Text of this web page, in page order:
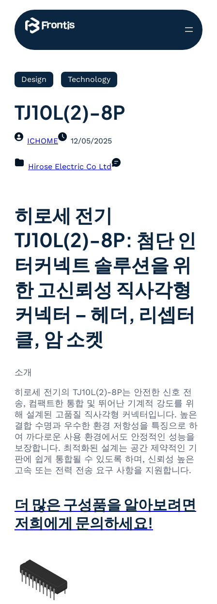
Design Technology
TJ10L(2)-8P
ICHOME 12/05/2025
Hirose Electric Co Ltd
히로세 전기
TJ10L(2)-8P: 첨단 인
터커넥트 솔루션을 위
한 고신뢰성 직사각형
커넥터 – 헤더, 리셉터
클, 암 소켓
소개
히로세 전기의 TJ10L(2)-8P는 안전한 신호 전
송, 컴팩트한 통합 및 뛰어난 기계적 강도를 위
해 설계된 고품질 직사각형 커넥터입니다. 높은
결합 수명과 우수한 환경 저항성을 특징으로 하
여 까다로운 사용 환경에서도 안정적인 성능을
보장합니다. 최적화된 설계는 공간 제약적인 기
판에 쉽게 통합될 수 있도록 하며, 신뢰성 높은
고속 또는 전력 전송 요구 사항을 지원합니다.
더 많은 구성품을 알아보려면
저희에게 문의하세요!